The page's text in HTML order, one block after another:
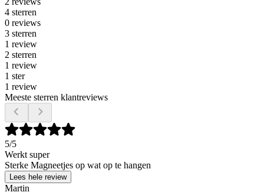
4 sterren
0 reviews
3 sterren
1 review
2 sterren
1 review
1 ster
1 review
Meeste sterren klantreviews
5/5
Werkt super
Sterke Magneetjes op wat op te hangen
Lees hele review
Martin